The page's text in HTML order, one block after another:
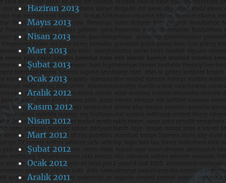
Haziran 2013
Mayıs 2013
Nisan 2013
Mart 2013
Şubat 2013
Ocak 2013
Aralık 2012
Kasım 2012
Nisan 2012
Mart 2012
Şubat 2012
Ocak 2012
Aralık 2011